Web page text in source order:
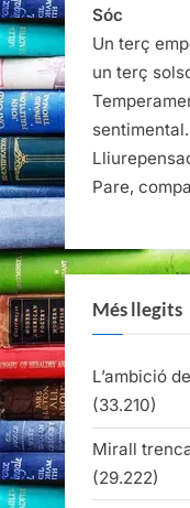
Sóc
Un terç
un terç
Pare,
Més llegits
L’ambició
(33.210)
Mirall
(29.222)